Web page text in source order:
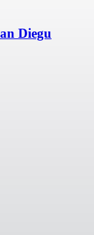
Diegu